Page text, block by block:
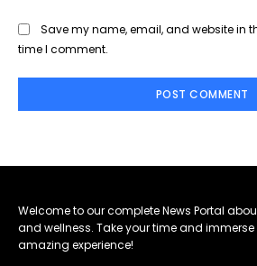
Save my name, email, and website in
time I comment.
Welcome to our complete News Portal
and wellness. Take your time and immerse
amazing experience!